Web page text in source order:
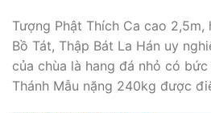
Tượng Phật Thích Ca cao
Bồ Tát, Thập Bát La Hán uy
của chùa là hang đá nhỏ có
Thánh Mẫu nặng 240kg được